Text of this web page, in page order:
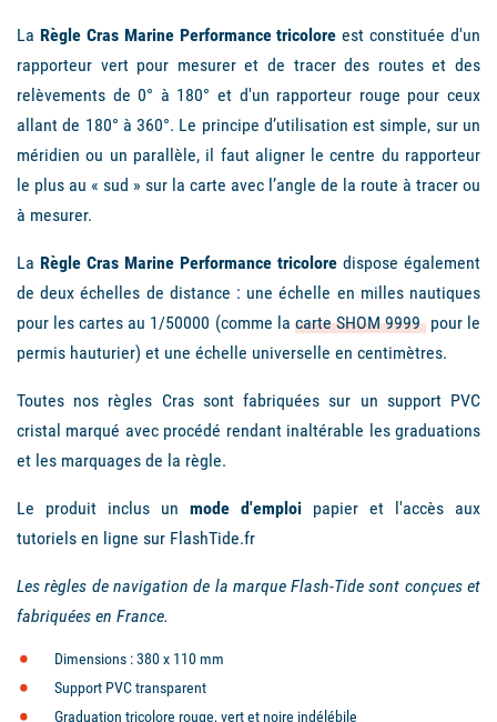
La Règle Cras Marine Performance tricolore est constituée d'un
rapporteur vert pour mesurer et de tracer des routes et des
relèvements de 0° à 180° et d'un rapporteur rouge pour ceux
allant de 180° à 360°. Le principe d’utilisation est simple, sur un
méridien ou un parallèle, il faut aligner le centre du rapporteur
le plus au « sud » sur la carte avec l’angle de la route à tracer ou
à mesurer.
La Règle Cras Marine Performance tricolore dispose également
de deux échelles de distance : une échelle en milles nautiques
pour les cartes au 1/50000 (comme la carte SHOM 9999 pour le
permis hauturier) et une échelle universelle en centimètres.
Toutes nos règles Cras sont fabriquées sur un support PVC
cristal marqué avec procédé rendant inaltérable les graduations
et les marquages de la règle.
Le produit inclus un mode d'emploi papier et l'accès aux
tutoriels en ligne sur FlashTide.fr
Les règles de navigation de la marque Flash-Tide sont conçues et
fabriquées en France.
Dimensions : 380 x 110 mm
Support PVC transparent
Graduation tricolore rouge, vert et noire indélébile